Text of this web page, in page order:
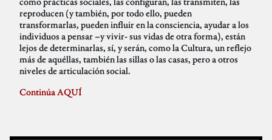
reproducen (y también, por todo ello, pueden
transformarlas, pueden influir en la consciencia, ayudar a los
individuos a pensar –y vivir- sus vidas de otra forma), están
lejos de determinarlas, sí, y serán, como la Cultura, un reflejo
más de aquéllas, también las sillas o las casas, pero a otros
niveles de articulación social.
Continúa AQUÍ